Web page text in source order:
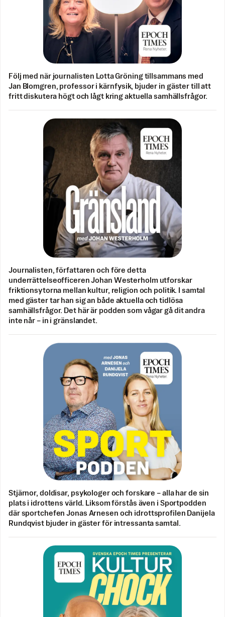
Följ med när journalisten Lotta Gröning tillsammans med
Jan Blomgren, professor i kärnfysik, bjuder in gäster till att
fritt diskutera högt och lågt kring aktuella samhällsfrågor.
Journalisten, författaren och före detta
underrättelseofficeren Johan Westerholm utforskar
friktionsytorna mellan kultur, religion och politik. I samtal
med gäster tar han sig an både aktuella och tidlösa
samhällsfrågor. Det här är podden som vågar gå dit andra
inte når – in i gränslandet.
Stjärnor, doldisar, psykologer och forskare – alla har de sin
plats i idrottens värld. Liksom förstås även i Sportpodden
där sportchefen Jonas Arnesen och idrottsprofilen Danijela
Rundqvist bjuder in gäster för intressanta samtal.